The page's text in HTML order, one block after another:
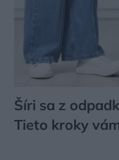
Šíri sa z
Tieto kroky